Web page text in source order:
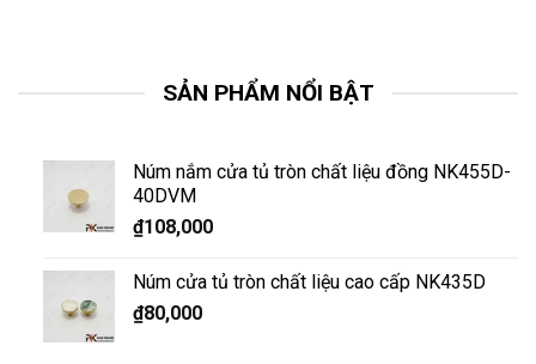
SẢN PHẨM NỔI BẬT
Núm nắm cửa tủ tròn chất liệu đồng NK455D-
40DVM
₫108,000
Núm cửa tủ tròn chất liệu cao cấp NK435D
₫80,000